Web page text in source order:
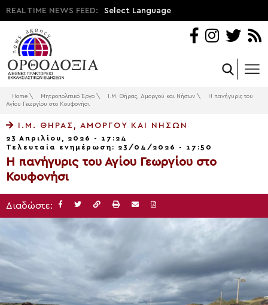
REAL TIME NEWS FEED: Select Language
Home \ Μητροπολιτικό Έργο \ Ι.Μ. Θήρας, Αμοργού και Νήσων \
Η πανήγυρις του
Αγίου Γεωργίου στο Κουφονήσι
Ι.Μ. ΘΉΡΑΣ, ΑΜΟΡΓΟΎ ΚΑΙ ΝΉΣΩΝ
23 Απριλίου, 2026 - 17:24
Τελευταία ενημέρωση: 23/04/2026 - 17:50
Η πανήγυρις του Αγίου Γεωργίου στο
Κουφονήσι
Διαδώστε: